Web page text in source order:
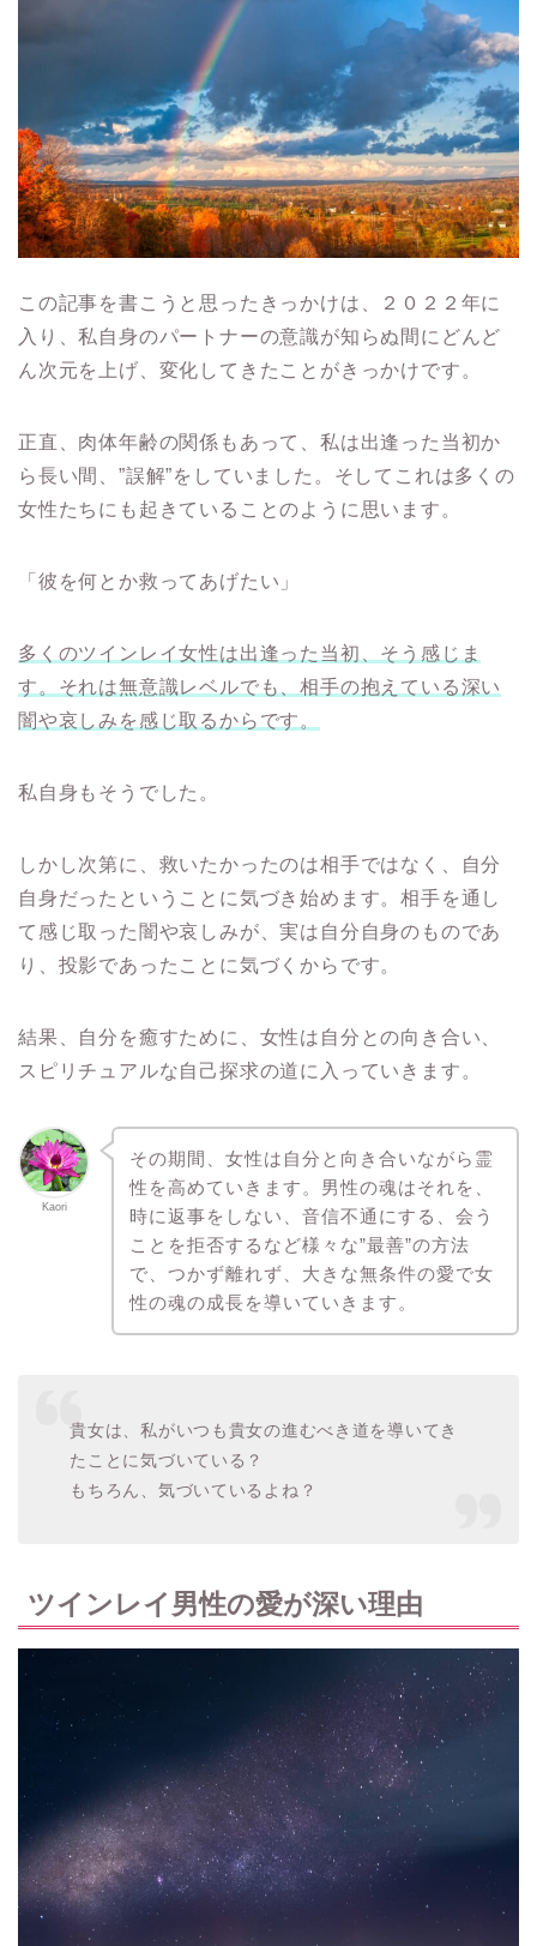
この記事を書こうと思ったきっかけは、２０２２年に
入り、私自身のパートナーの意識が知らぬ間にどんど
ん次元を上げ、変化してきたことがきっかけです。
正直、肉体年齢の関係もあって、私は出逢った当初か
ら長い間、”誤解”をしていました。そしてこれは多くの
女性たちにも起きていることのように思います。
「彼を何とか救ってあげたい」
多くのツインレイ女性は出逢った当初、そう感じま
す。それは無意識レベルでも、相手の抱えている深い
闇や哀しみを感じ取るからです。
私自身もそうでした。
しかし次第に、救いたかったのは相手ではなく、自分
自身だったということに気づき始めます。相手を通し
て感じ取った闇や哀しみが、実は自分自身のものであ
り、投影であったことに気づくからです。
結果、自分を癒すために、女性は自分との向き合い、
スピリチュアルな自己探求の道に入っていきます。
Kaori
その期間、女性は自分と向き合いながら霊
性を高めていきます。男性の魂はそれを、
時に返事をしない、音信不通にする、会う
ことを拒否するなど様々な”最善”の方法
で、つかず離れず、大きな無条件の愛で女
性の魂の成長を導いていきます。
貴女は、私がいつも貴女の進むべき道を導いてき
たことに気づいている？
もちろん、気づいているよね？
ツインレイ男性の愛が深い理由